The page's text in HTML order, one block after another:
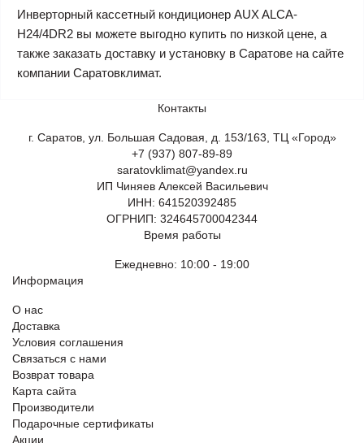
Инверторный кассетный кондиционер AUX ALCA-
H24/4DR2 вы можете выгодно купить по низкой цене, а
также заказать доставку и установку в Саратове на сайте
компании Саратовклимат.
Контакты
г. Саратов, ул. Большая Садовая, д. 153/163, ТЦ «Город»
+7 (937) 807-89-89
saratovklimat@yandex.ru
ИП Чиняев Алексей Васильевич
ИНН: 641520392485
ОГРНИП: 324645700042344
Время работы
Ежедневно: 10:00 - 19:00
Информация
О нас
Доставка
Условия соглашения
Связаться с нами
Возврат товара
Карта сайта
Производители
Подарочные сертификаты
Акции